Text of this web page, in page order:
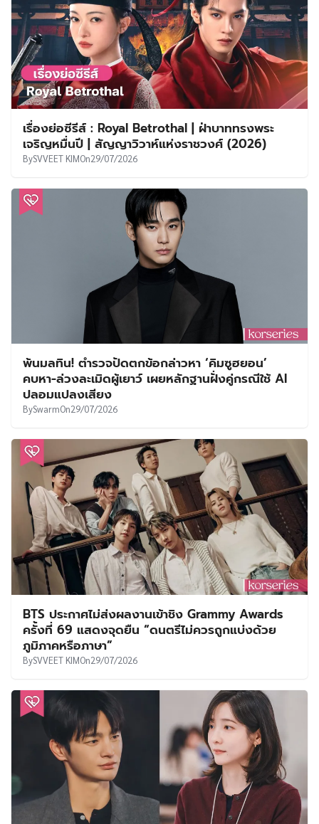
เรื่องย่อซีรีส์ : Royal Betrothal | ฝ่าบาททรงพระ
เจริญหมื่นปี | สัญญาวิวาห์แห่งราชวงศ์ (2026)
BySVVEET KIMOn29/07/2026
พ้นมลทิน! ตำรวจปัดตกข้อกล่าวหา ‘คิมซูฮยอน’
คบหา-ล่วงละเมิดผู้เยาว์ เผยหลักฐานฝั่งคู่กรณีใช้ AI
ปลอมแปลงเสียง
BySwarmOn29/07/2026
BTS ประกาศไม่ส่งผลงานเข้าชิง Grammy Awards
ครั้งที่ 69 แสดงจุดยืน “ดนตรีไม่ควรถูกแบ่งด้วย
ภูมิภาคหรือภาษา”
BySVVEET KIMOn29/07/2026